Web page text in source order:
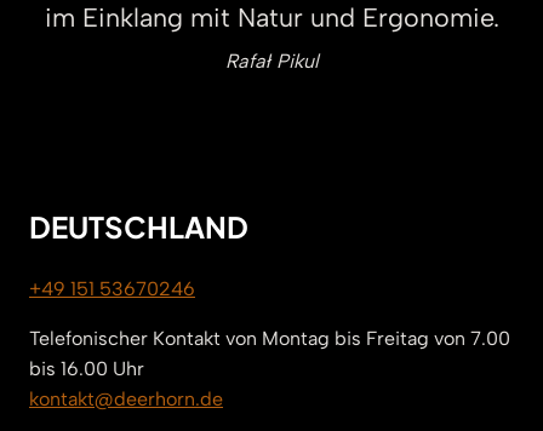
im Einklang mit Natur und Ergonomie.
Rafał Pikul
DEUTSCHLAND
+49 151 53670246
Telefonischer Kontakt von Montag bis Freitag von 7.00
bis 16.00 Uhr
kontakt@deerhorn.de